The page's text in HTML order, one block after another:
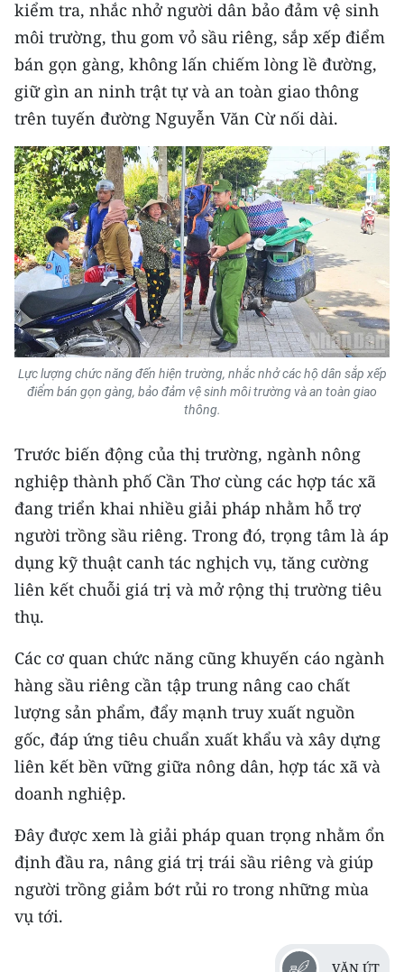
CHUYÊN ĐỀ
CÁC CHUYÊN TRANG
THỜI NAY
NHÂN DÂN CUỐI TUẦN
NHÂN DÂN HẰNG THÁNG
MUA BÁO
ĐỌC BÁO IN
中文
FRANÇAIS
РУССКИЙ
ESPAÑOL
한국어
kiểm tra, nhắc nhở người dân bảo đảm vệ sinh
môi trường, thu gom vỏ sầu riêng, sắp xếp điểm
bán gọn gàng, không lấn chiếm lòng lề đường,
giữ gìn an ninh trật tự và an toàn giao thông
trên tuyến đường Nguyễn Văn Cừ nối dài.
Lực lượng chức năng đến hiện trường, nhắc nhở các hộ dân sắp xếp
điểm bán gọn gàng, bảo đảm vệ sinh môi trường và an toàn giao
thông.
Trước biến động của thị trường, ngành nông
nghiệp thành phố Cần Thơ cùng các hợp tác xã
đang triển khai nhiều giải pháp nhằm hỗ trợ
người trồng sầu riêng. Trong đó, trọng tâm là áp
dụng kỹ thuật canh tác nghịch vụ, tăng cường
liên kết chuỗi giá trị và mở rộng thị trường tiêu
thụ.
Các cơ quan chức năng cũng khuyến cáo ngành
hàng sầu riêng cần tập trung nâng cao chất
lượng sản phẩm, đẩy mạnh truy xuất nguồn
gốc, đáp ứng tiêu chuẩn xuất khẩu và xây dựng
liên kết bền vững giữa nông dân, hợp tác xã và
doanh nghiệp.
Đây được xem là giải pháp quan trọng nhằm ổn
định đầu ra, nâng giá trị trái sầu riêng và giúp
người trồng giảm bớt rủi ro trong những mùa
vụ tới.
VĂN ÚT